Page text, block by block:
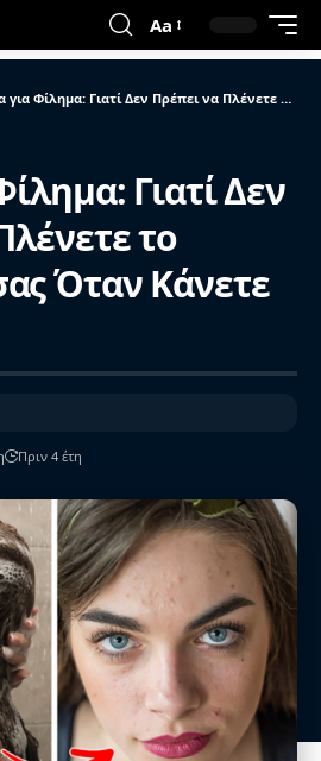
Aa
Φίλημα: Γιατί Δεν Πρέπει να Πλένετε το Πρόσωπό σας Όταν Κάνετε Ντους
Γιατί Δεν
το
Όταν Κάνετε
Πριν 4 έτη